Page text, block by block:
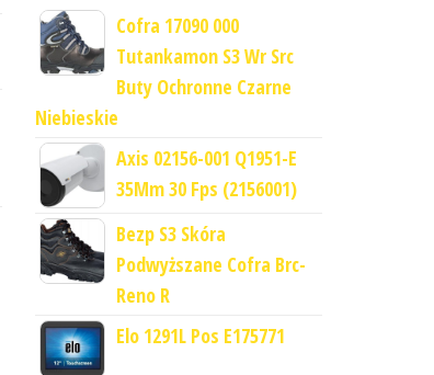
Cofra 17090 000
Tutankamon S3 Wr Src
Buty Ochronne Czarne
Niebieskie
Axis 02156-001 Q1951-E
35Mm 30 Fps (2156001)
Bezp S3 Skóra
Podwyższane Cofra Brc-
Reno R
Elo 1291L Pos E175771